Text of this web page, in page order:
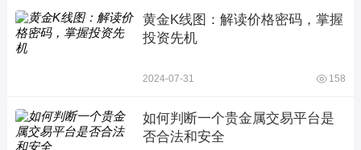
黄金K线图：解读价格密码，掌握
投资先机
2024-07-31 158
如何判断一个贵金属交易平台是
否合法和安全